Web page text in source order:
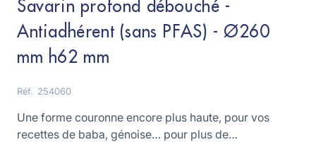
Savarin profond débouché -
Antiadhérent (sans PFAS) - Ø260
mm h62 mm
Réf. 254060
Une forme couronne encore plus haute, pour vos
recettes de baba, génoise… pour plus de